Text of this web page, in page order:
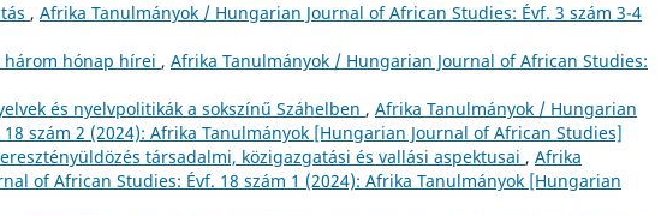
, Afrika Tanulmányok / Hungarian Journal of African Studies: Évf. 3 szám 3-4
három hónap hírei , Afrika Tanulmányok / Hungarian Journal of African Studies:
és nyelvpolitikák a sokszínű Száhelben , Afrika Tanulmányok / Hungarian
szám 2 (2024): Afrika Tanulmányok [Hungarian Journal of African Studies]
társadalmi, közigazgatási és vallási aspektusai , Afrika
of African Studies: Évf. 18 szám 1 (2024): Afrika Tanulmányok [Hungarian